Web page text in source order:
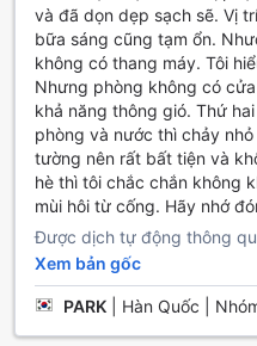
còn có lễ tân phục vụ 24/7,
trong mọi yêu cầu và tư vấn
Khách sạn cung cấp Wi-Fi
công cộng, giúp du khách
mọi nơi. Ngoài ra, khách
riêng biệt để phục vụ
các phòng đều được trang
khách có thể truy cập
ra, khách sạn còn cung
nhanh chóng, lưu giữ hành
dịch vụ dọn phòng hàng
tiện nghi cho du khách.
Tiện ích vận chuyển tại
và đã dọn dẹp sạch sẽ. Vị
bữa sáng cũng tạm ổn.
không có thang máy. Tôi
Nhưng phòng không có
khả năng thông gió. Thứ
phòng và nước thì chảy
tường nên rất bất tiện và
hè thì tôi chắc chắn không
mùi hôi từ cống. Hãy nhớ
Được dịch tự động thông
Xem bản gốc
PARK Hàn Quốc |